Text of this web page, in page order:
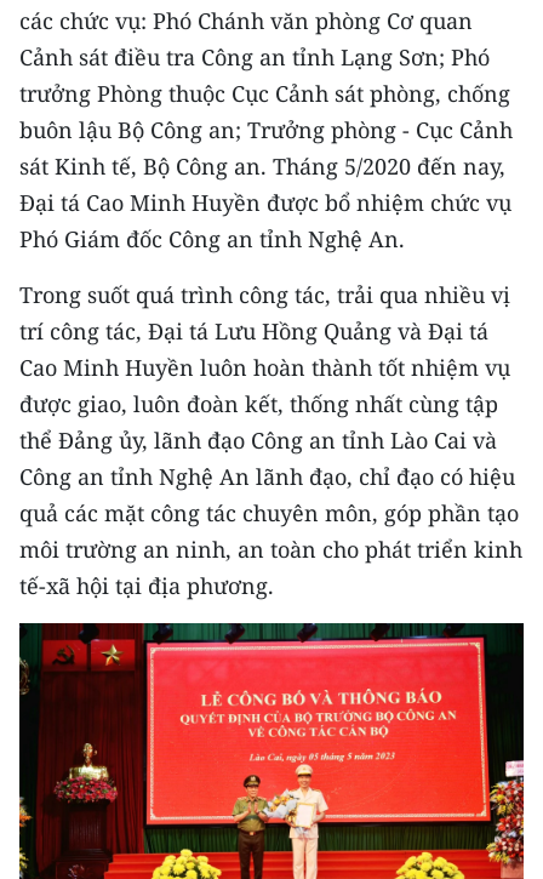
Bắc Trung Bộ
Duyên hải Nam Trung Bộ và Tây
Nguyên
Đông Nam Bộ
Đồng bằng sông Cửu Long
Chuyên trang Hà Nội
Chuyên trang TP. Hồ Chí Minh
CÁC CHUYÊN TRANG
VỀ BÁO NHÂN DÂN
THỜI NAY
NHÂN DÂN CUỐI TUẦN
NHÂN DÂN HẰNG THÁNG
MUA BÁO
ĐỌC BÁO IN
các chức vụ: Phó Chánh văn phòng Cơ quan
Cảnh sát điều tra Công an tỉnh Lạng Sơn; Phó
trưởng Phòng thuộc Cục Cảnh sát phòng, chống
buôn lậu Bộ Công an; Trưởng phòng - Cục Cảnh
sát Kinh tế, Bộ Công an. Tháng 5/2020 đến nay,
Đại tá Cao Minh Huyền được bổ nhiệm chức vụ
Phó Giám đốc Công an tỉnh Nghệ An.
Trong suốt quá trình công tác, trải qua nhiều vị
trí công tác, Đại tá Lưu Hồng Quảng và Đại tá
Cao Minh Huyền luôn hoàn thành tốt nhiệm vụ
được giao, luôn đoàn kết, thống nhất cùng tập
thể Đảng ủy, lãnh đạo Công an tỉnh Lào Cai và
Công an tỉnh Nghệ An lãnh đạo, chỉ đạo có hiệu
quả các mặt công tác chuyên môn, góp phần tạo
môi trường an ninh, an toàn cho phát triển kinh
tế-xã hội tại địa phương.